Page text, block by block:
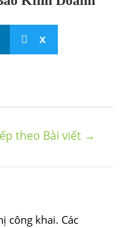
X
theo Bài viết →
công khai. Các